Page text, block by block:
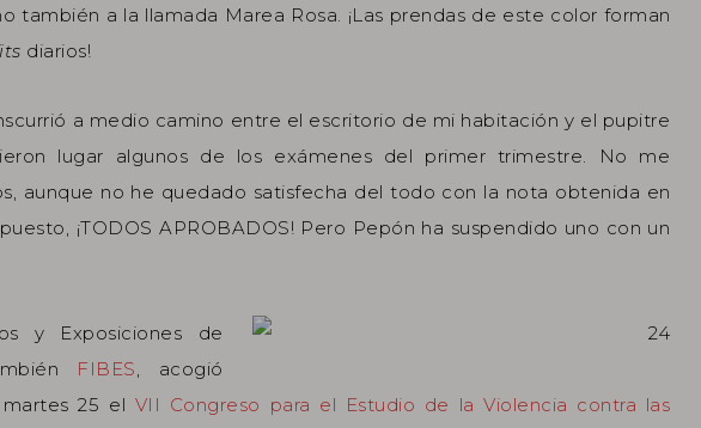
también a la llamada Marea Rosa. ¡Las prendas de este color forman
diarios!
a medio camino entre el escritorio de mi habitación y el pupitre
lugar algunos de los exámenes del primer trimestre. No me
aunque no he quedado satisfecha del todo con la nota obtenida en
¡TODOS APROBADOS! Pero Pepón ha suspendido uno con un
y Exposiciones de
FIBES, acogió
25 el VII Congreso para el Estudio de la Violencia contra las